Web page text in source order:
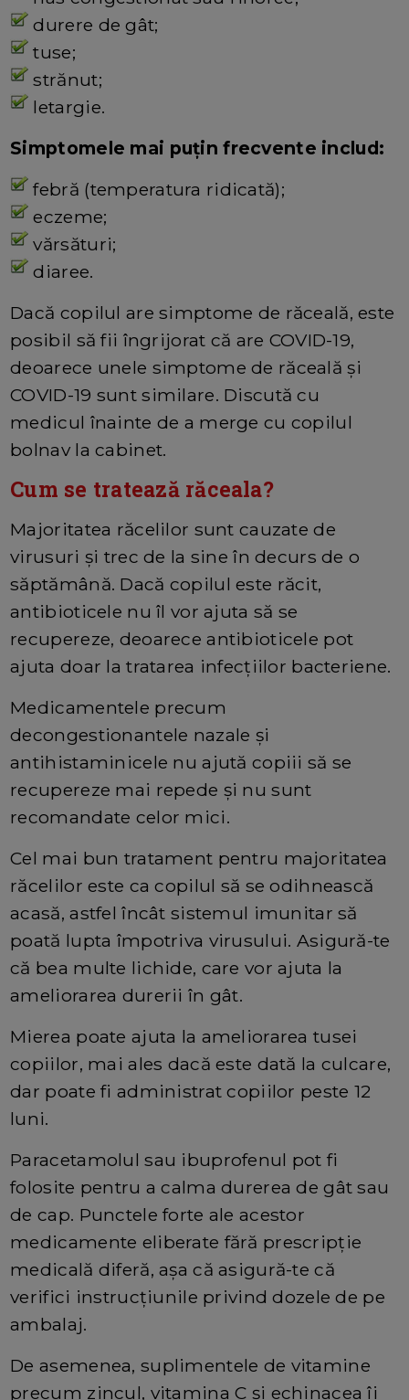
durere de gât;
tuse;
strănut;
letargie.
Simptomele mai puțin frecvente includ:
febră (temperatura ridicată);
eczeme;
vărsături;
diaree.
Dacă copilul are simptome de răceală, este
posibil să fii îngrijorat că are COVID-19,
deoarece unele simptome de răceală și
COVID-19 sunt similare. Discută cu
medicul înainte de a merge cu copilul
bolnav la cabinet.
Cum se tratează răceala?
Majoritatea răcelilor sunt cauzate de
virusuri și trec de la sine în decurs de o
săptămână. Dacă copilul este răcit,
antibioticele nu îl vor ajuta să se
recupereze, deoarece antibioticele pot
ajuta doar la tratarea infecțiilor bacteriene.
Medicamentele precum
decongestionantele nazale și
antihistaminicele nu ajută copiii să se
recupereze mai repede și nu sunt
recomandate celor mici.
Cel mai bun tratament pentru majoritatea
răcelilor este ca copilul să se odihnească
acasă, astfel încât sistemul imunitar să
poată lupta împotriva virusului. Asigură-te
că bea multe lichide, care vor ajuta la
ameliorarea durerii în gât.
Mierea poate ajuta la ameliorarea tusei
copiilor, mai ales dacă este dată la culcare,
dar poate fi administrat copiilor peste 12
luni.
Paracetamolul sau ibuprofenul pot fi
folosite pentru a calma durerea de gât sau
de cap. Punctele forte ale acestor
medicamente eliberate fără prescripție
medicală diferă, așa că asigură-te că
verifici instrucțiunile privind dozele de pe
ambalaj.
De asemenea, suplimentele de vitamine
precum zincul, vitamina C și echinacea îi